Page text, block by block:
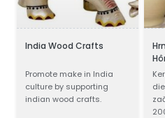
India Wood Crafts
Promote make in India
culture by supporting
indian wood crafts.